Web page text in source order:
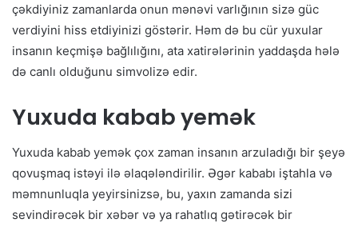
çəkdiyiniz zamanlarda onun mənəvi varlığının sizə güc
verdiyini hiss etdiyinizi göstərir. Həm də bu cür yuxular
insanın keçmişə bağlılığını, ata xatirələrinin yaddaşda hələ
də canlı olduğunu simvolizə edir.
Yuxuda kabab yemək
Yuxuda kabab yemək çox zaman insanın arzuladığı bir şeyə
qovuşmaq istəyi ilə əlaqələndirilir. Əgər kababı iştahla və
məmnunluqla yeyirsinizsə, bu, yaxın zamanda sizi
sevindirəcək bir xəbər və ya rahatlıq gətirəcək bir